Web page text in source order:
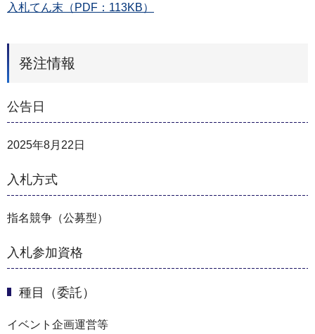
入札てん末（PDF：113KB）
発注情報
公告日
2025年8月22日
入札方式
指名競争（公募型）
入札参加資格
種目（委託）
イベント企画運営等